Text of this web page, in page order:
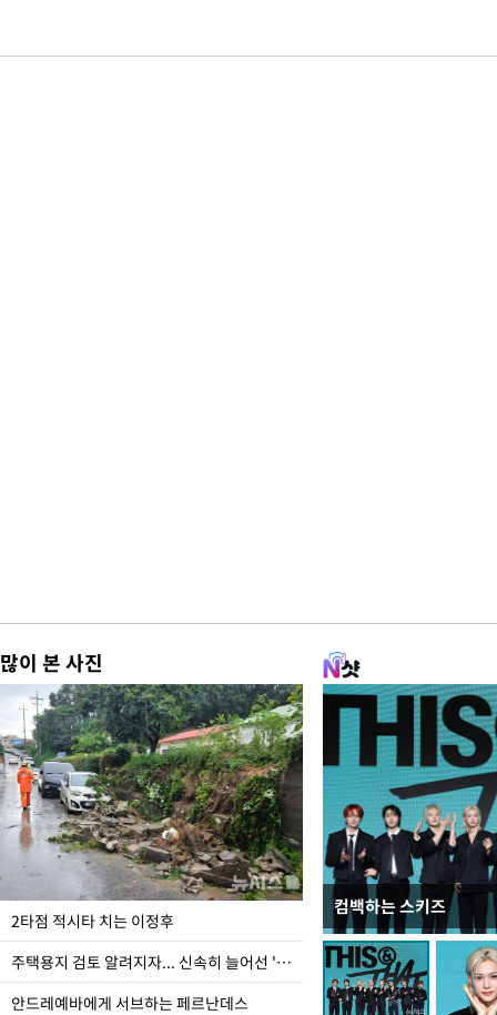
많이 본 사진
2타점 적시타 치는 이정후
주택용지 검토 알려지자... 신속히 늘어선 '근조화환'
안드레예바에게 서브하는 페르난데스
컴백하는 스키즈
이번주 국회에는 무